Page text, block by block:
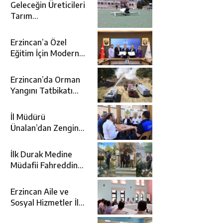
Geleceğin Üreticileri
Tarım
Tanışıyor
Erzincan’a Özel
Eğitim İçin Modern
Eğitim Meslek Okulu
Protokolü İmzalandı
Erzincan’da Orman
Yangını Tatbikatı
İl Müdürü
Ünalan’dan Zengin
Ziyareti
İlk Durak Medine
Müdafii Fahreddin
Kabri
Erzincan Aile ve
Sosyal Hizmetler İl